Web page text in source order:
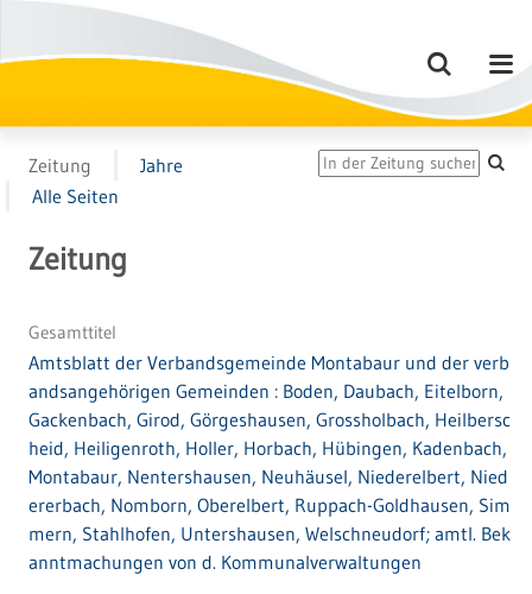
Zeitung
Jahre
Alle Seiten
Zeitung
Gesamttitel
Amtsblatt der Verbandsgemeinde Montabaur und der verb
andsangehörigen Gemeinden : Boden, Daubach, Eitelborn,
Gackenbach, Girod, Görgeshausen, Grossholbach, Heilbersc
heid, Heiligenroth, Holler, Horbach, Hübingen, Kadenbach,
Montabaur, Nentershausen, Neuhäusel, Niederelbert, Nied
ererbach, Nomborn, Oberelbert, Ruppach-Goldhausen, Sim
mern, Stahlhofen, Untershausen, Welschneudorf; amtl. Bek
anntmachungen von d. Kommunalverwaltungen